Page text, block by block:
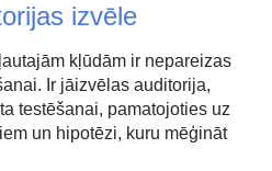
izvēle
kļūdām ir nepareizas
Ir jāizvēlas auditorija,
testēšanai, pamatojoties uz
un hipotēzi, kuru mēģināt